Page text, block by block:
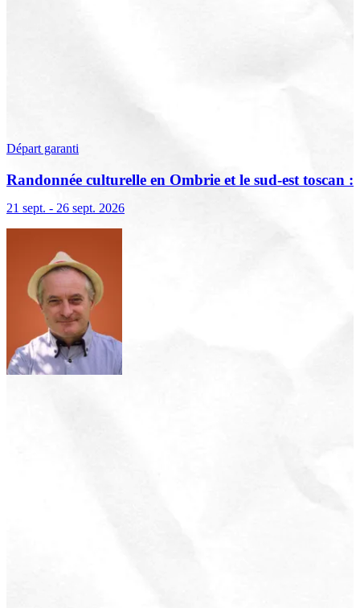
Départ garanti
Randonnée culturelle en Ombrie et le sud-est toscan :
21 sept. - 26 sept. 2026